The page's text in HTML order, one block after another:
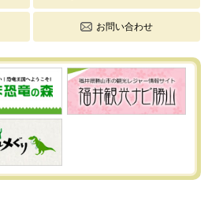
お問い合わせ